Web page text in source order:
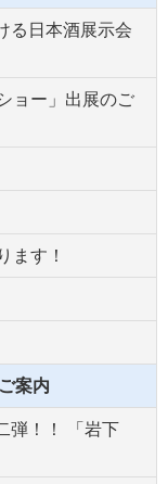
る日本酒展示会
ョー」出展のご
ます！
案内
弾！！ 「岩下